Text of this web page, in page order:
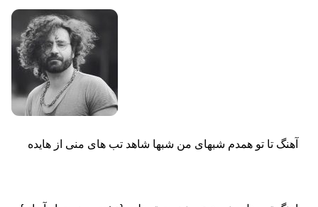
آهنگ تا تو همدم شبهای من شبها شاهد تب های منی از هایده